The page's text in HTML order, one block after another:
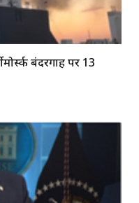
बंदरगाह पर 13